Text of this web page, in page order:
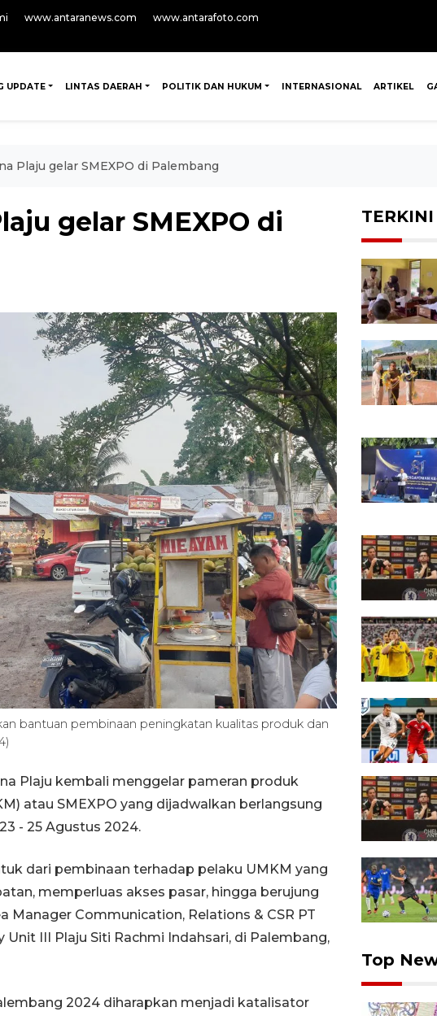
www.antaranews.com
www.antarafoto.com
UPDATE LINTAS DAERAH POLITIK DAN HUKUM INTERNASIONAL ARTIKEL
Plaju gelar SMEXPO di Palembang
gelar SMEXPO di
bantuan pembinaan peningkatan kualitas produk dan
Plaju kembali menggelar pameran produk
atau SMEXPO yang dijadwalkan berlangsung
- 25 Agustus 2024.
dari pembinaan terhadap pelaku UMKM yang
memperluas akses pasar, hingga berujung
Communication, Relations & CSR PT
III Plaju Siti Rachmi Indahsari, di Palembang,
2024 diharapkan menjadi katalisator
TERKINI
Top